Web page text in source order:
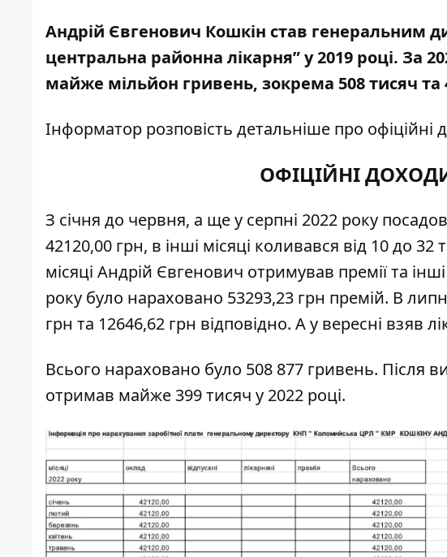
Андрій Євгенович Кошкін став генеральним
центральна районна лікарня”у 2019 році. За
майже мільйон гривень, зокрема 508 тисяч та
Інформатор розповість детальніше про
ОФІЦІЙНІ
З січня до червня, а ще у серпні 2022 року
42120,00 грн, в інші місяці коливався від 10 до 32
місяці Андрій Євгенович отримував премії та
року було нараховано 53293,23 грн премій. В
грн та 12646,62 грн відповідно. А у вересні взяв
Всього нараховано було 508 877 гривень. Після
отримав майже 399 тисяч у 2022 році.